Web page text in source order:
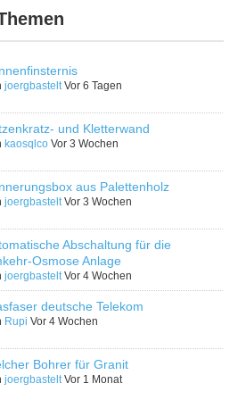
joergbastelt Vor 6 Tagen
und Kletterwand
kaosqlco Vor 3 Wochen
aus Palettenholz
joergbastelt Vor 3 Wochen
Abschaltung für die
Osmose Anlage
joergbastelt Vor 4 Wochen
deutsche Telekom
Rupi Vor 4 Wochen
Bohrer für Granit
joergbastelt Vor 1 Monat